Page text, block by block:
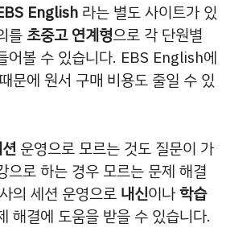
English 라는 별도 사이트가 있
를 초중고 연계형으로 각 단원별
어볼 수 있습니다. EBS English에
문에 원서 구매 비용도 줄일 수 있
운영으로 모르는 것도 질문이 가
으로 하는 경우 모르는 문제 해결
의 세션 운영으로 내신이나학습
해결에 도움을 받을 수 있습니다.